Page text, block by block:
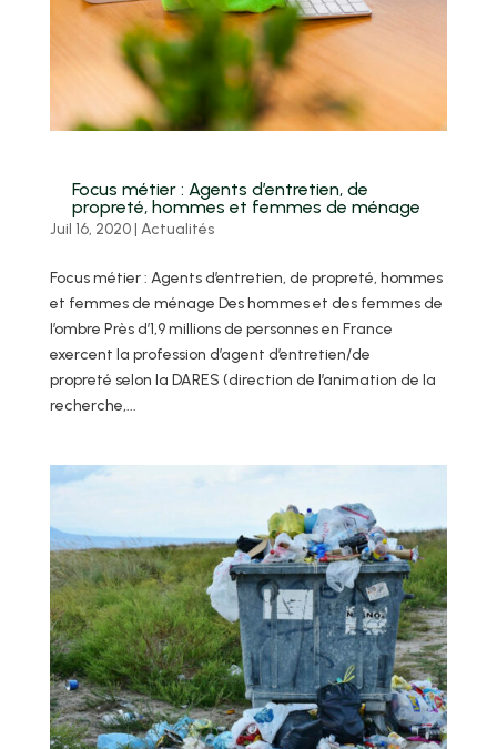
Focus métier : Agents d’entretien, de
propreté, hommes et femmes de ménage
Juil 16, 2020| Actualités
Focus métier : Agents d’entretien, de propreté, hommes
et femmes de ménage Des hommes et des femmes de
l’ombre Près d’1,9 millions de personnes en France
exercent la profession d’agent d’entretien/de
propreté selon la DARES (direction de l’animation de la
recherche,...